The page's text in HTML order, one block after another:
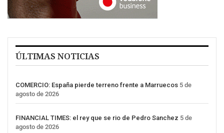
ÚLTIMAS NOTICIAS
COMERCIO: España pierde terreno frente a Marruecos 5 de
agosto de 2026
FINANCIAL TIMES: el rey que se rio de Pedro Sanchez 5 de
agosto de 2026